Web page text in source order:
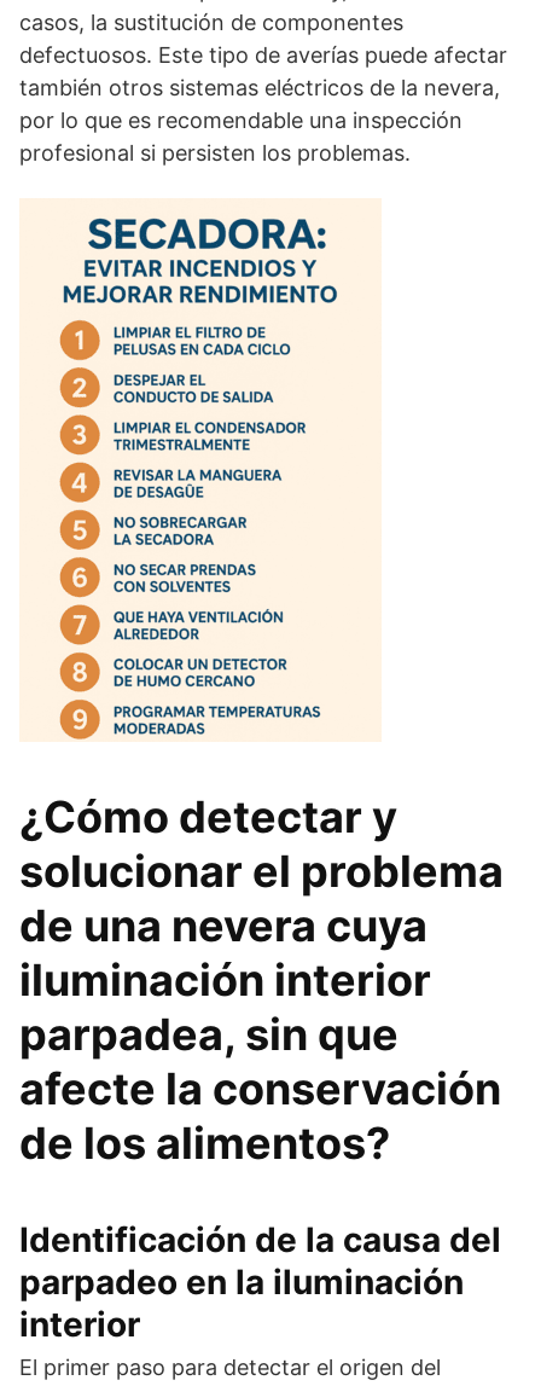
casos, la sustitución de componentes
defectuosos. Este tipo de averías puede afectar
también otros sistemas eléctricos de la nevera,
por lo que es recomendable una inspección
profesional si persisten los problemas.
¿Cómo detectar y
solucionar el problema
de una nevera cuya
iluminación interior
parpadea, sin que
afecte la conservación
de los alimentos?
Identificación de la causa del
parpadeo en la iluminación
interior
El primer paso para detectar el origen del